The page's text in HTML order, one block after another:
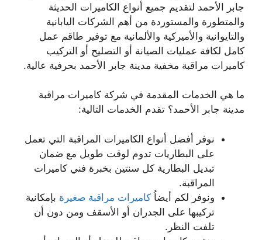
جابر الأحمد لتقديم جميع أنواع الكاميرات الحديثة
والمتطورة والمستوردة من أهم الشركات اليابانية
والتايوانية والأميركية والألمانية مع توفير طاقم عمل
كامل لكافة عمليات الصيانة أو التصليح أو التركيب
كاميرات مراقبة مخفية مدينة جابر الأحمد بحرفية عالية.
ما هي الخدمات المقدمة في شركة كاميرات مراقبة
مدينة جابر الأحمد؟ تقدم الخدمات التالية:
نوفر أفضل أنواع الكاميرات المراقبة التي تعمل
على البطاريات تدوم لوقت طويل مع ضمان
تبديل البطارية كل سنتين بخبرة فني كاميرات
المراقبة.
ونوفر لكم أيضاُ كاميرات مراقبة صغيرة بإمكانية
تركيبها على الجدران أو الأسقف ومن دون أن
تلفت النظر.